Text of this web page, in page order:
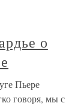
о
Пьере
говоря, мы с